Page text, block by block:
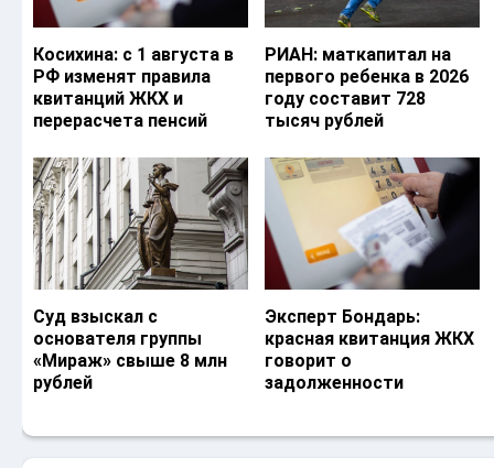
Косихина: с 1 августа в
РФ изменят правила
квитанций ЖКХ и
перерасчета пенсий
РИАН: маткапитал на
первого ребенка в 2026
году составит 728
тысяч рублей
Суд взыскал с
основателя группы
«Мираж» свыше 8 млн
рублей
Эксперт Бондарь:
красная квитанция ЖКХ
говорит о
задолженности